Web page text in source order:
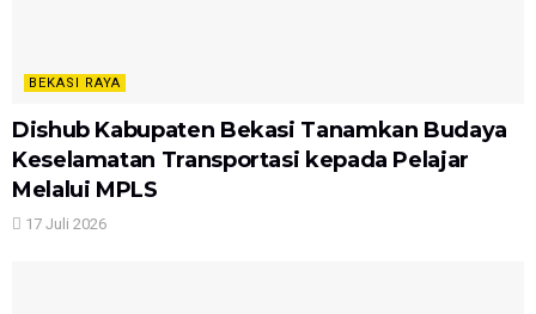
BEKASI RAYA
Dishub Kabupaten Bekasi Tanamkan Budaya
Keselamatan Transportasi kepada Pelajar
Melalui MPLS
17 Juli 2026